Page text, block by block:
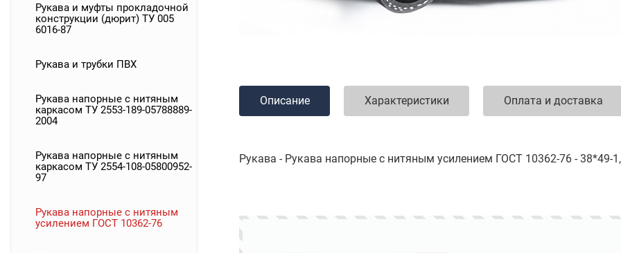
Рукава и муфты прокладочной
конструкции (дюрит) ТУ 005
6016-87
Рукава и трубки ПВХ
Рукава напорные с нитяным
каркасом ТУ 2553-189-05788889-
2004
Рукава напорные с нитяным
каркасом ТУ 2554-108-05800952-
97
Рукава напорные с нитяным
усилением ГОСТ 10362-76
Описание Характеристики Оплата и доставка
Рукава - Рукава напорные с нитяным усилением ГОСТ 10362-76 - 38*49-